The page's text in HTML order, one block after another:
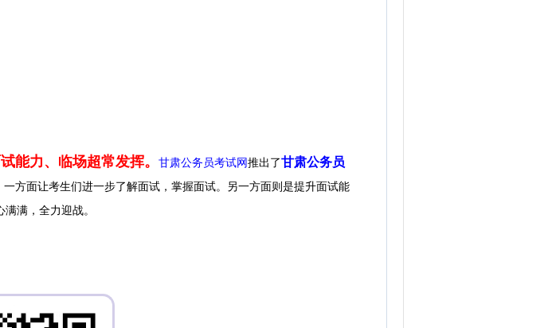
能力、临场超常发挥。 甘肃公务员考试网推出了甘肃公务员
一方面让考生们进一步了解面试，掌握面试。另一方面则是提升面试能
满，全力迎战。